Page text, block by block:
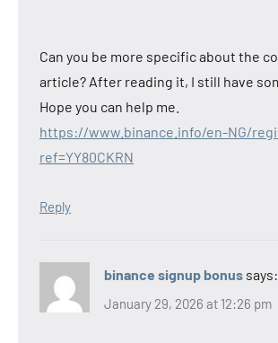
Can you be more specific about the
article? After reading it, I still have
Hope you can help me.
https://www.binance.info/en-NG/
ref=YY80CKRN
Reply
binance signup bonus says:
January 29, 2026 at 12:26 pm